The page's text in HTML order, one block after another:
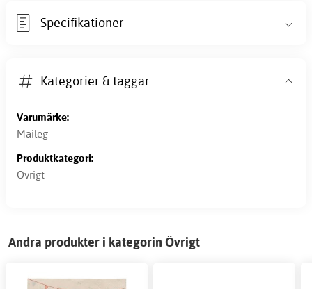
Specifikationer
Kategorier & taggar
Varumärke:
Maileg
Produktkategori:
Övrigt
Andra produkter i kategorin Övrigt